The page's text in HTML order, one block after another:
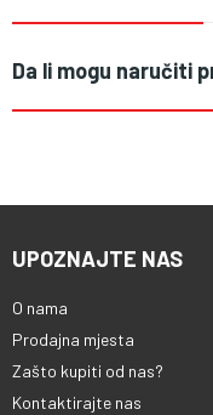
Da li mogu naručiti
UPOZNAJTE NAS
O nama
Prodajna mjesta
Zašto kupiti od nas?
Kontaktirajte nas